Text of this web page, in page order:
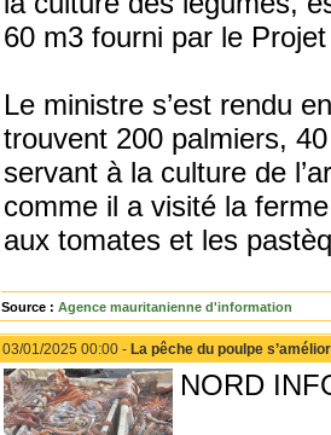
60 m3 fourni par le
Le ministre s’est rendu
trouvent 200 palmiers,
servant à la culture de
comme il a visité la
aux tomates et les
Source : Agence mauritanienne d'information
03/01/2025 00:00 - La pêche du poulpe
NORD